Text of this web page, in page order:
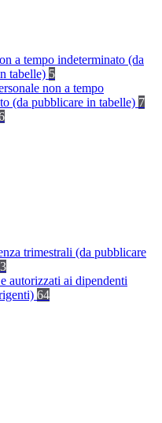
a tempo indeterminato (da
tabelle) 5
non a tempo
(da pubblicare in tabelle) 7
trimestrali (da pubblicare
autorizzati ai dipendenti
64